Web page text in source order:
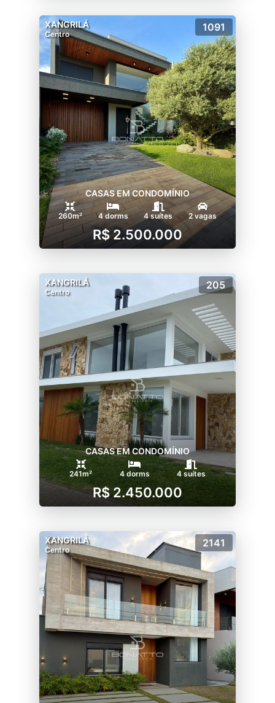
XANGRILÁ
Centro
1091
CASAS EM CONDOMÍNIO
260m² 4 dorms 4 suítes 2 vagas
R$ 2.500.000
XANGRILÁ
Centro
205
CASAS EM CONDOMÍNIO
241m² 4 dorms 4 suítes
R$ 2.450.000
XANGRILÁ
Centro
2141